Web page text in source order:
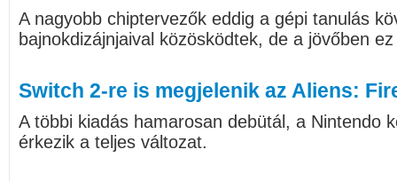
A nagyobb chiptervezők eddig a gépi tanulás
bajnokdizájnjaival közösködtek, de a jövőben
Switch 2-re is megjelenik az Aliens:
A többi kiadás hamarosan debütál, a Nintendo
érkezik a teljes változat.